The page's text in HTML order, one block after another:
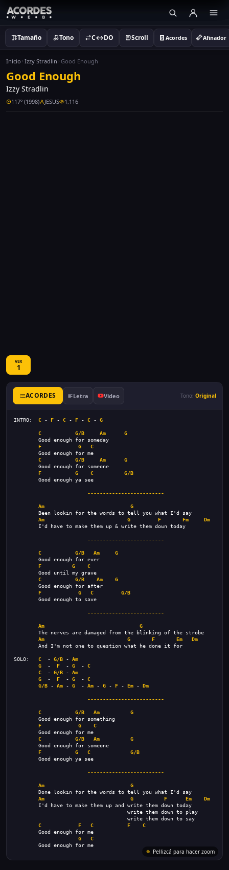
Tamaño Tono C↔DO Scroll Acordes Afinador
Inicio Izzy Stradlin Good Enough
Good Enough
Izzy Stradlin
117º (1998) JESUS 1,116
VER
1
ACORDES Letra Video Tono: Original
INTRO: C - F - C - F - C - G
C G/B Am
G
Good enough for someday
F
G
C
Good enough for me
C
G/B Am
G
Good enough for someone
F
G C
G/B
Good enough ya see
-------------------------
Am
G
Been lookin for the words to tell you what I'd say
Am
G F Fm
Dm
I'd have to make them up & write them down today
-------------------------
C G/B Am
G
Good enough for ever
F
G
C
Good until my grave
C
G/B Am
G
Good enough for after
F
G C
G/B
Good enough to save
-------------------------
Am
G
The nerves are damaged from the blinking of the strobe
Am
G F Em
Dm
And I'm not one to question what he done it for
SOLO: C - G/B - Am
G - F - G - C
C - G/B - Am
G - F - G - C
G/B - Am - G - Am - G - F - Em - Dm
-------------------------
C G/B Am
G
Good enough for something
F
G
C
Good enough for me
C
G/B Am
G
Good enough for someone
F
G C
G/B
Good enough ya see
-------------------------
Am
G
Done lookin for the words to tell you what I'd say
Am
G F Em
Dm
I'd have to make them up and write them down today
write them down to play
write them down to say
C
F C F
C
Good enough for me
G
C
Good enough for me
Pellizcá para hacer zoom